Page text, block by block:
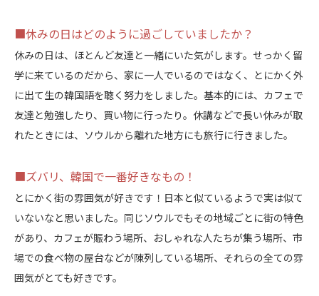
■休みの日はどのように過ごしていましたか？
休みの日は、ほとんど友達と一緒にいた気がします。せっかく留
学に来ているのだから、家に一人でいるのではなく、とにかく外
に出て生の韓国語を聴く努力をしました。基本的には、カフェで
友達と勉強したり、買い物に行ったり。休講などで長い休みが取
れたときには、ソウルから離れた地方にも旅行に行きました。
■ズバリ、韓国で一番好きなもの！
とにかく街の雰囲気が好きです！日本と似ているようで実は似て
いないなと思いました。同じソウルでもその地域ごとに街の特色
があり、カフェが賑わう場所、おしゃれな人たちが集う場所、市
場での食べ物の屋台などが陳列している場所、それらの全ての雰
囲気がとても好きです。